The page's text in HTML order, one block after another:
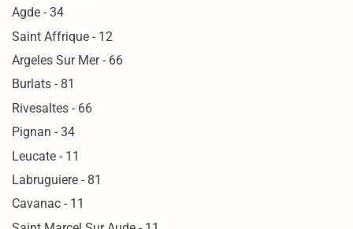
Agde - 34
Saint Affrique - 12
Argeles Sur Mer - 66
Burlats - 81
Rivesaltes - 66
Pignan - 34
Leucate - 11
Labruguiere - 81
Cavanac - 11